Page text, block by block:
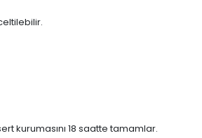
kurumasını 18 saatte tamamlar.